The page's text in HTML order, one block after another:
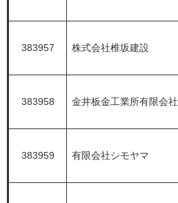
383957 株式会社椎坂建設
383958 金井板金工業所有限会社
383959 有限会社シモヤマ